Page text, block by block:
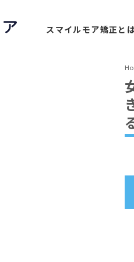
スマイルモア矯正と